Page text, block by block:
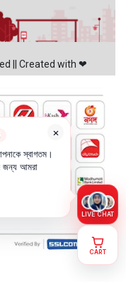
|| Created with ❤
×
স্বাগতম।
জন্য আমরা
LIVE CHAT
CART